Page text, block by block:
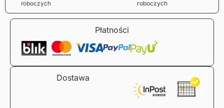
roboczych
roboczych
Płatności
Dostawa